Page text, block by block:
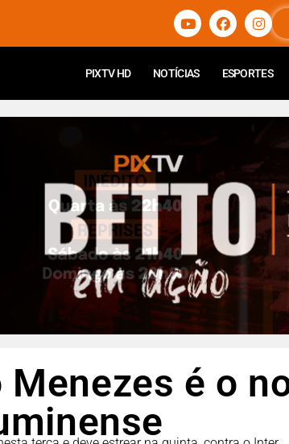
PIXTV HD NOTÍCIAS ESPORTES
Menezes é o